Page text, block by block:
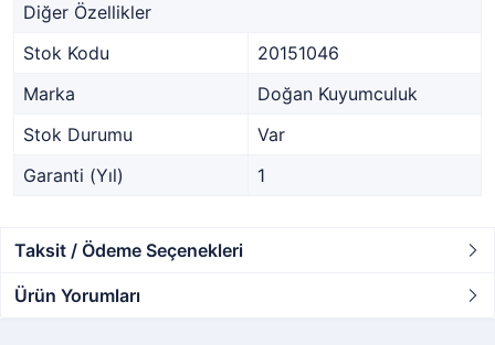
Diğer Özellikler
Stok Kodu
20151046
Marka
Doğan Kuyumculuk
Stok Durumu
Var
Garanti (Yıl)
1
Taksit / Ödeme Seçenekleri
Ürün Yorumları